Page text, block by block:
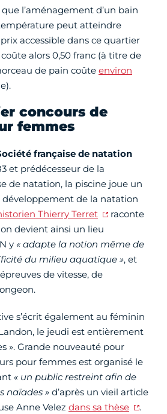
l’aménagement d’un bain
peut atteindre
accessible dans ce quartier
alors 0,50 franc (à titre de
de pain coûte environ
concours de
femmes
française de natation
et prédécesseur de la
de natation, la piscine joue un
développement de la natation
Thierry Terret
raconte
devient ainsi un lieu
y « adapte la notion même de
du milieu aquatique », et
de vitesse, de
s’écrit également au féminin
le jeudi est entièrement
». Grande nouveauté pour
pour femmes est organisé le
« un public restreint afin de
naïades » d’après un vieil article
Anne Velez dans sa thèse
.